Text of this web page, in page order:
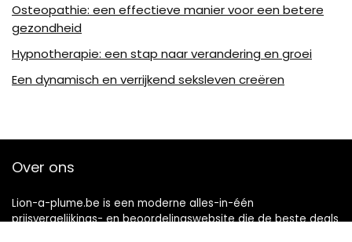
Osteopathie: een effectieve manier voor een betere
gezondheid
Hypnotherapie: een stap naar verandering en groei
Een dynamisch en verrijkend seksleven creëren
Over ons
Lion-a-plume.be is een moderne alles-in-één
prijsvergelijkings- en beoordelingswebsite die de beste deals